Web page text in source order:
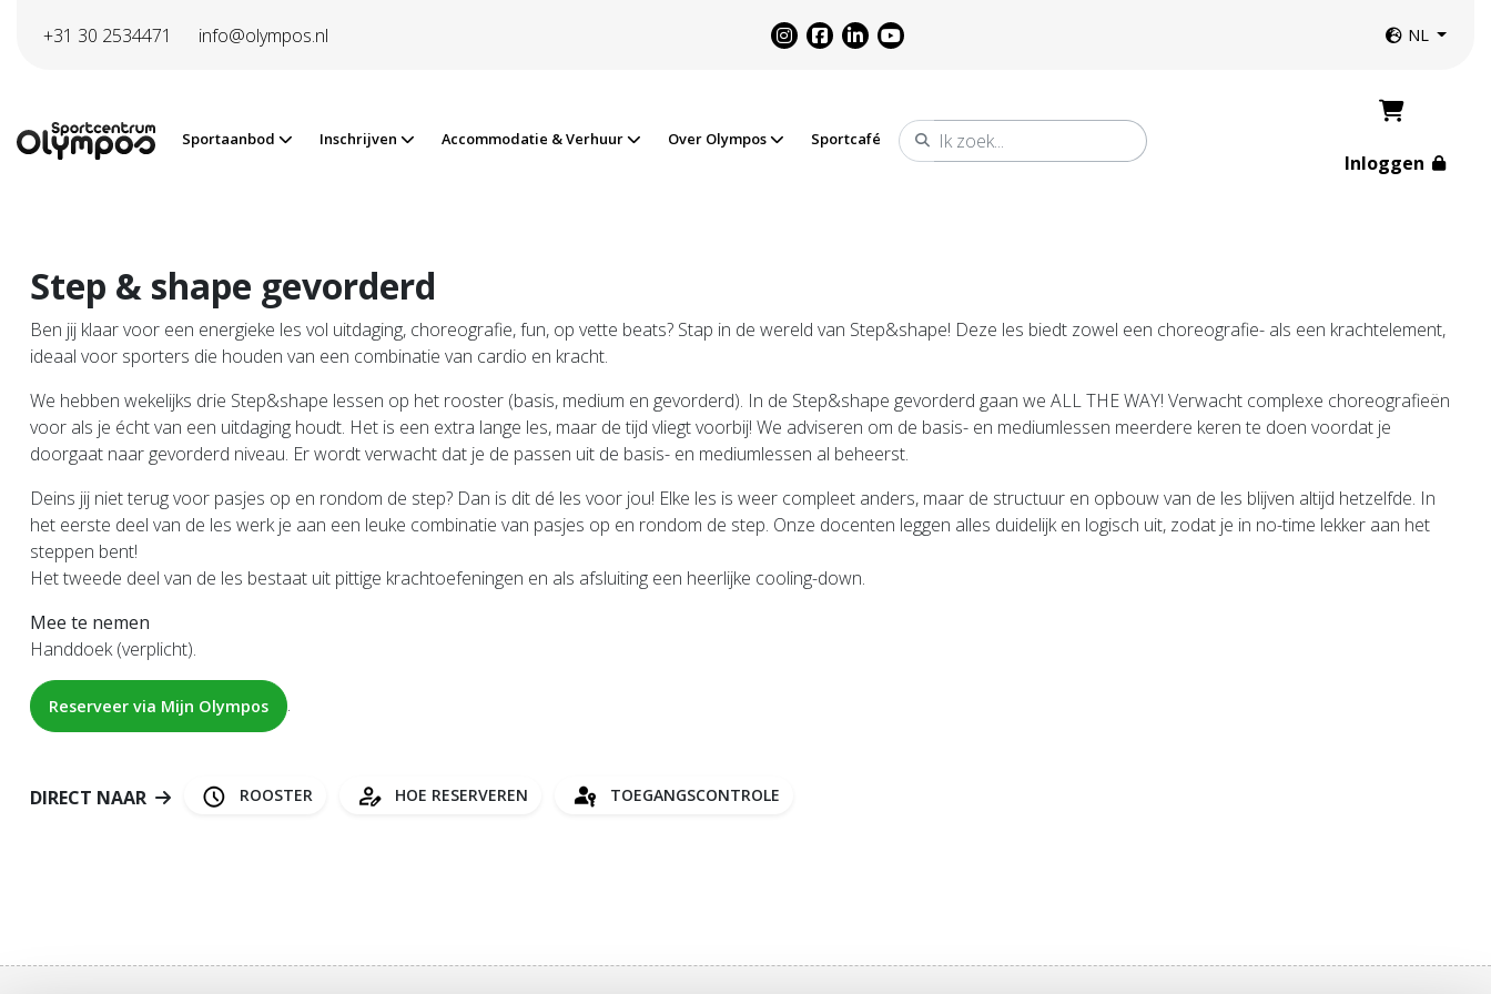
+31 30 2534471
info@olympos.nl
Website taal
NL
Sportaanbod Inschrijven Accommodatie & Verhuur Over Olympos Sportcafé
Zoeken
Inloggen
Step & shape gevorderd
Ben jij klaar voor een energieke les vol uitdaging, choreografie, fun, op vette beats? Stap in de wereld van Step&shape! Deze les biedt zowel een choreografie- als een krachtelement,
ideaal voor sporters die houden van een combinatie van cardio en kracht.
We hebben wekelijks drie Step&shape lessen op het rooster (basis, medium en gevorderd). In de Step&shape gevorderd gaan we ALL THE WAY! Verwacht complexe choreografieën
voor als je écht van een uitdaging houdt. Het is een extra lange les, maar de tijd vliegt voorbij! We adviseren om de basis- en mediumlessen meerdere keren te doen voordat je
doorgaat naar gevorderd niveau. Er wordt verwacht dat je de passen uit de basis- en mediumlessen al beheerst.
Deins jij niet terug voor pasjes op en rondom de step? Dan is dit dé les voor jou! Elke les is weer compleet anders, maar de structuur en opbouw van de les blijven altijd hetzelfde. In
het eerste deel van de les werk je aan een leuke combinatie van pasjes op en rondom de step. Onze docenten leggen alles duidelijk en logisch uit, zodat je in no-time lekker aan het
steppen bent!
Het tweede deel van de les bestaat uit pittige krachtoefeningen en als afsluiting een heerlijke cooling-down.
Mee te nemen
Handdoek (verplicht).
Reserveer via Mijn Olympos .
DIRECT NAAR ROOSTER HOE RESERVEREN TOEGANGSCONTROLE